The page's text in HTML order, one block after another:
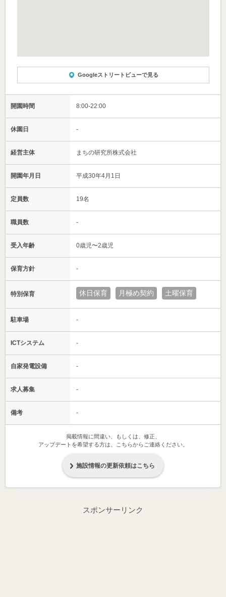
Googleストリートビューで見る
開園時間 8:00-22:00
休園日 -
経営主体 まちの研究所株式会社
開園年月日 平成30年4月1日
定員数 19名
職員数 -
受入年齢 0歳児〜2歳児
保育方針 -
特別保育 休日保育 月極め契約 土曜保育
駐車場 -
ICTシステム -
自家発電設備 -
求人募集 -
備考 -
掲載情報に間違い、もしくは、修正、
アップデートを希望する方は、こちらからご連絡ください。
施設情報の更新依頼はこちら
スポンサーリンク